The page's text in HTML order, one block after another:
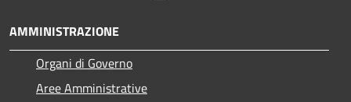
AMMINISTRAZIONE
Organi di Governo
Aree Amministrative